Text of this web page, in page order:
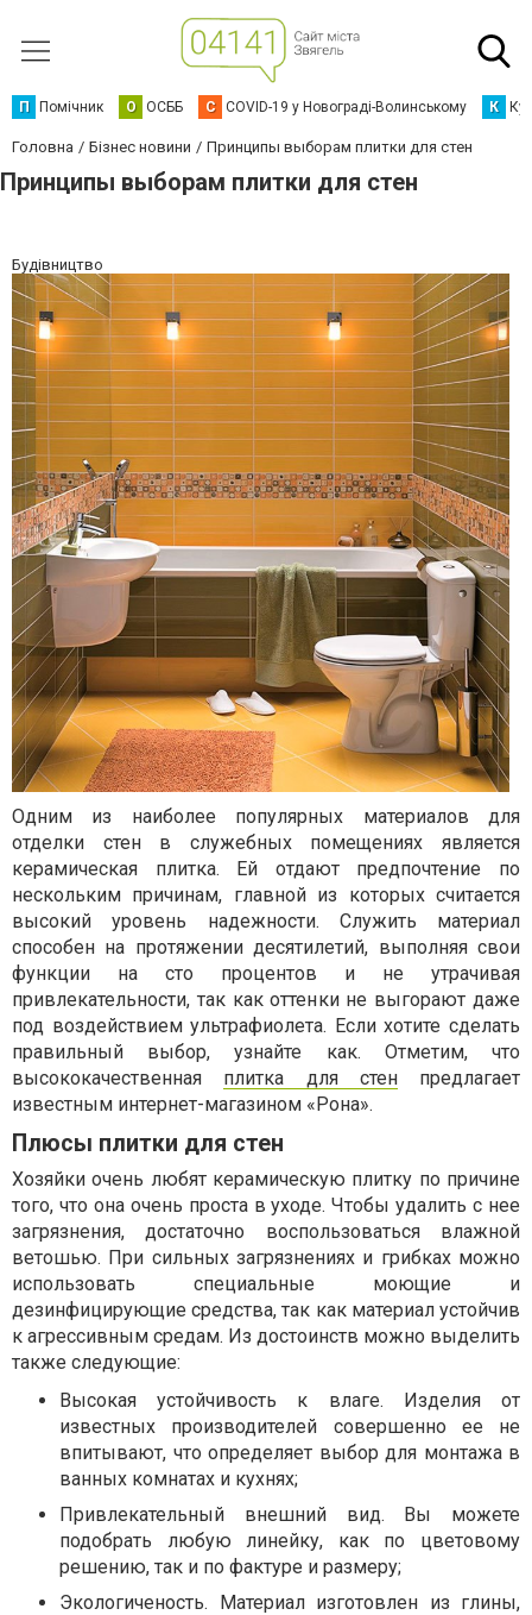
П Помічник О ОСББ C COVID-19 у Новограді-Волинському К
Головна Бізнес новини Принципы выборам плитки для стен
Принципы выборам плитки для стен
Будівництво
Одним из наиболее популярных материалов для
отделки стен в служебных помещениях является
керамическая плитка. Ей отдают предпочтение по
нескольким причинам, главной из которых считается
высокий уровень надежности. Служить материал
способен на протяжении десятилетий, выполняя свои
функции на сто процентов и не утрачивая
привлекательности, так как оттенки не выгорают даже
под воздействием ультрафиолета. Если хотите сделать
правильный выбор, узнайте как. Отметим, что
высококачественная плитка для стенпредлагает
известным интернет-магазином «Рона».
Плюсы плитки для стен
Хозяйки очень любят керамическую плитку по причине
того, что она очень проста в уходе. Чтобы удалить с нее
загрязнения, достаточно воспользоваться влажной
ветошью. При сильных загрязнениях и грибках можно
использовать специальные моющие и
дезинфицирующие средства, так как материал устойчив
к агрессивным средам. Из достоинств можно выделить
также следующие:
Высокая устойчивость к влаге. Изделия от
известных производителей совершенно ее не
впитывают, что определяет выбор для монтажа в
ванных комнатах и кухнях;
Привлекательный внешний вид. Вы можете
подобрать любую линейку, как по цветовому
решению, так и по фактуре и размеру;
Экологиченость. Материал изготовлен из глины,